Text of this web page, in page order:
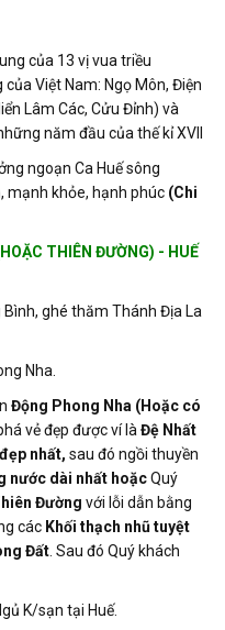
của 13 vị vua triều
Việt Nam: Ngọ Môn, Điện
Lâm Các, Cửu Đỉnh) và
năm đầu của thế kỉ XVII
ngoạn Ca Huế sông
mạnh khỏe, hạnh phúc (Chi
THIÊN ĐƯỜNG) - HUẾ
ghé thăm Thánh Địa La
Nha.
Động Phong Nha (Hoặc có
vẻ đẹp được ví là Đệ Nhất
nhất, sau đó ngồi thuyền
nước dài nhất hoặcQuý
Đường với lỗi dẫn bằng
các Khối thạch nhũ tuyệt
Đất . Sau đó Quý khách
K/sạn tại Huế.